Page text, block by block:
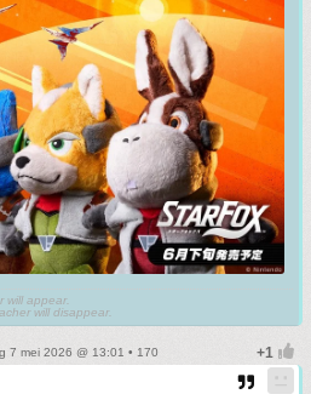
will appear.
will disappear.
7 mei 2026 @ 13:01 • 170